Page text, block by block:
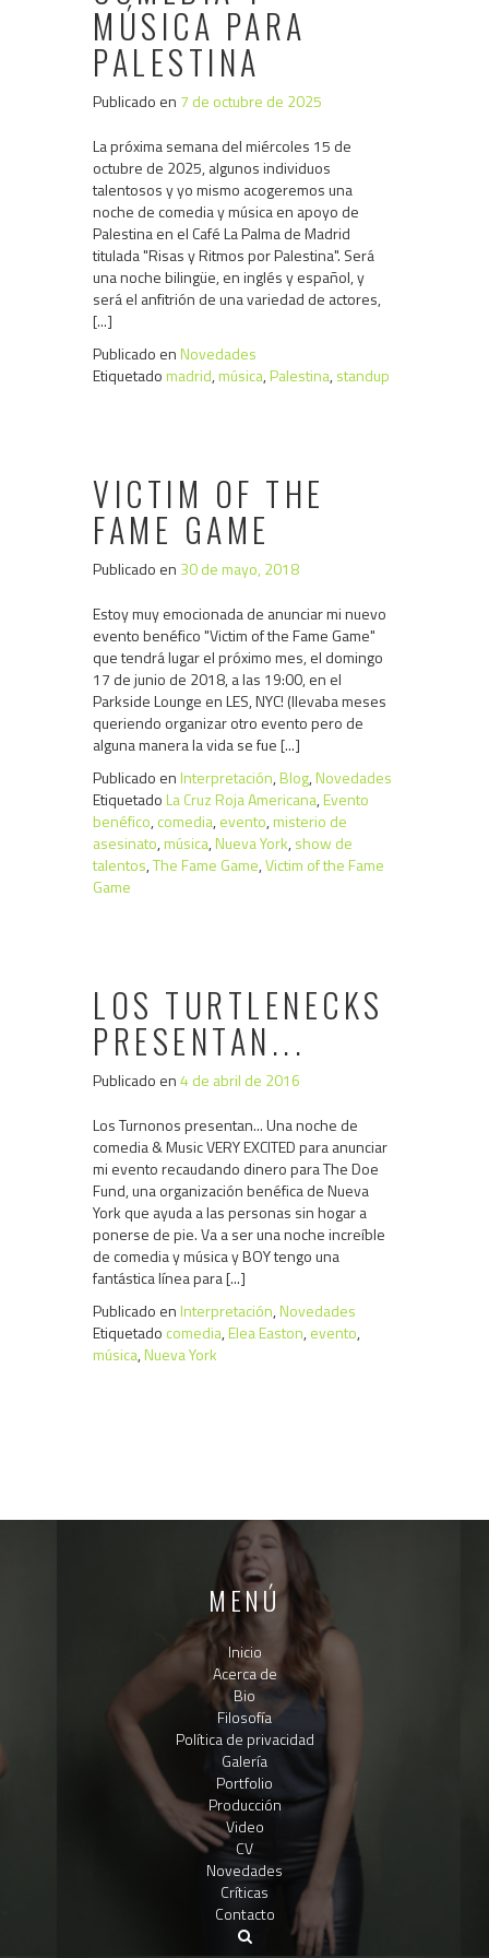
MÚSICA PARA
PALESTINA
Publicado en 7 de octubre de 2025
La próxima semana del miércoles 15 de
octubre de 2025, algunos individuos
talentosos y yo mismo acogeremos una
noche de comedia y música en apoyo de
Palestina en el Café La Palma de Madrid
titulada "Risas y Ritmos por Palestina". Será
una noche bilingüe, en inglés y español, y
será el anfitrión de una variedad de actores,
[...]
Publicado enNovedades
Etiquetadomadrid,música,Palestina,standup
VICTIM OF THE
FAME GAME
Publicado en 30 de mayo, 2018
Estoy muy emocionada de anunciar mi nuevo
evento benéfico "Victim of the Fame Game"
que tendrá lugar el próximo mes, el domingo
17 de junio de 2018, a las 19:00, en el
Parkside Lounge en LES, NYC! (llevaba meses
queriendo organizar otro evento pero de
alguna manera la vida se fue [...]
Publicado enInterpretación,Blog,Novedades
EtiquetadoLa Cruz Roja Americana,Evento
benéfico,comedia,evento,misterio de
asesinato,música,Nueva York,show de
talentos,The Fame Game,Victim of the Fame
Game
LOS TURTLENECKS
PRESENTAN...
Publicado en4 de abril de 2016
Los Turnonos presentan... Una noche de
comedia & Music VERY EXCITED para anunciar
mi evento recaudando dinero para The Doe
Fund, una organización benéfica de Nueva
York que ayuda a las personas sin hogar a
ponerse de pie. Va a ser una noche increíble
de comedia y música y BOY tengo una
fantástica línea para [...]
Publicado enInterpretación,Novedades
Etiquetado comedia,Elea Easton,evento,
música,Nueva York
MENÚ
Inicio
Acerca de
Bio
Filosofía
Política de privacidad
Galería
Portfolio
Producción
Video
CV
Novedades
Críticas
Contacto